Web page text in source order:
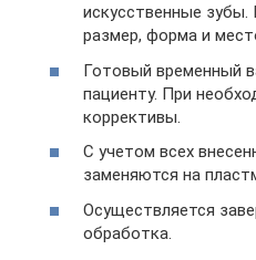
искусственные
размер, форма и
Готовый временный
пациенту. При
коррективы.
С учетом всех
заменяются на
Осуществляется
обработка.